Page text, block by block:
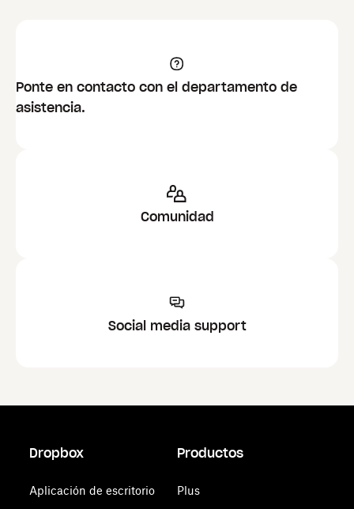
Ponte en contacto con el departamento de
asistencia.
Comunidad
Social media support
Dropbox
Aplicación de escritorio
Productos
Plus